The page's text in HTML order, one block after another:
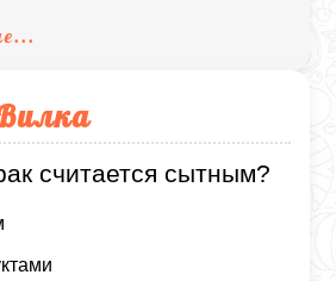
считается сытным?